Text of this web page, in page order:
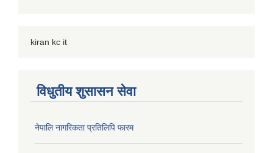
kiran kc it
विधुतीय शुसासन सेवा
नेपालि नागरिकता प्रतिलिपि फारम